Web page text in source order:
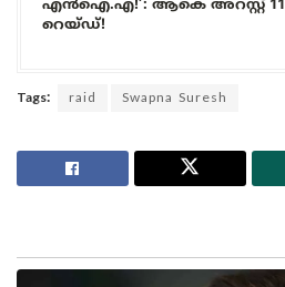
എൻഐ.എ!’: ആകെ അറസ്റ്റ് 11
റെയ്ഡ്!
Tags: raid Swapna Suresh